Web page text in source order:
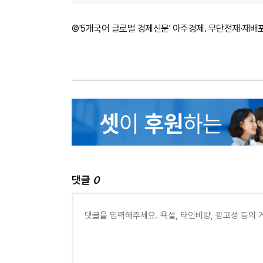
©'5개국어 글로벌 경제신문' 아주경제. 무단전재·재배
댓글 0